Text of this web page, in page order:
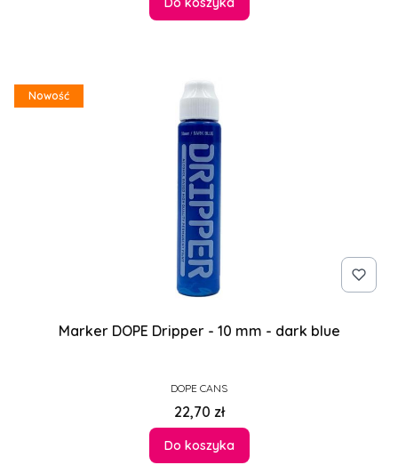
Nowość
Marker DOPE Dripper - 10 mm - dark blue
PRODUCENT
DOPE CANS
Cena
22,70 zł
Do koszyka